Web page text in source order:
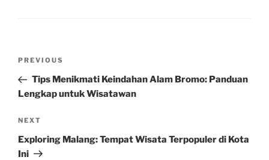
Previous
Post
PREVIOUS
Tips Menikmati Keindahan Alam Bromo: Panduan
Lengkap untuk Wisatawan
Next
Post
NEXT
Exploring Malang: Tempat Wisata Terpopuler di Kota
Ini